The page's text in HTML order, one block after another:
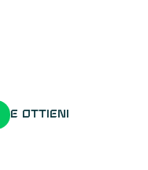
e ottieni